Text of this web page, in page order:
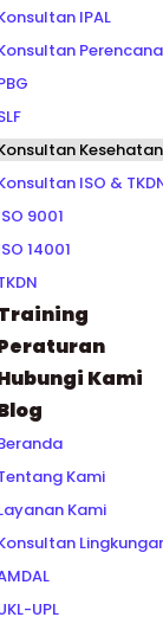
IPAL
Perencana
ISO &
9001
14001
Kami
Kami
Kami
UPL